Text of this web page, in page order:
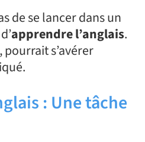
de se lancer dans un
apprendre l’anglais.
s’avérer
: Une tâche